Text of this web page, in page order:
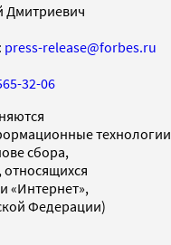
Дмитриевич
press-release@forbes.ru
32-06
технологии
сбора,
относящихся
«Интернет»,
Федерации)